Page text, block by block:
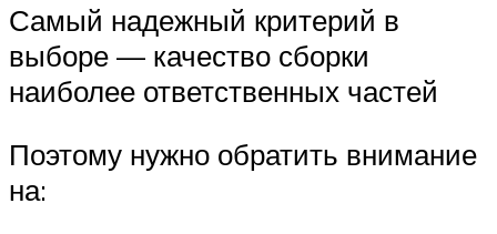
Самый надежный критерий в
выборе — качество сборки
наиболее ответственных частей
Поэтому нужно обратить внимание
на: